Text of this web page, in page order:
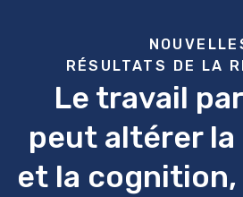
RÉSULTATS DE LA
Le travail
peut altérer
et la cognition,